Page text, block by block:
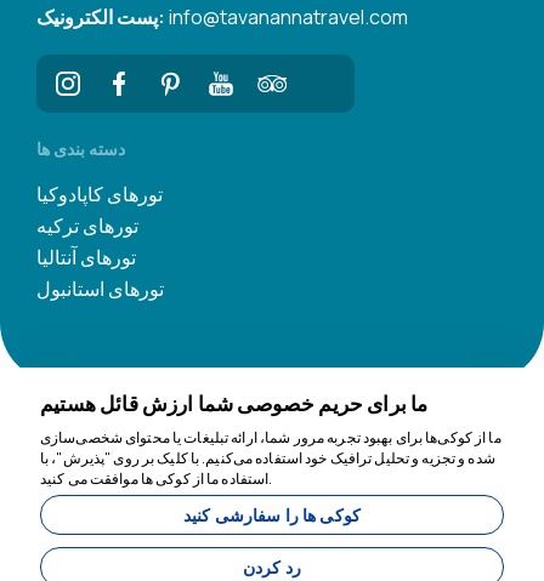
پست الکترونیک: info@tavanannatravel.com
دسته بندی ها
تورهای کاپادوکیا
تورهای ترکیه
تورهای آنتالیا
تورهای استانبول
ما برای حریم خصوصی شما ارزش قائل هستیم
ما از کوکی‌ها برای بهبود تجربه مرور شما، ارائه تبلیغات یا محتوای شخصی‌سازی
شده و تجزیه و تحلیل ترافیک خود استفاده می‌کنیم. با کلیک بر روی "پذیرش"، با
استفاده ما از کوکی ها موافقت می کنید.
کوکی ها را سفارشی کنید
رد کردن
ما برای کمک اینجاییم